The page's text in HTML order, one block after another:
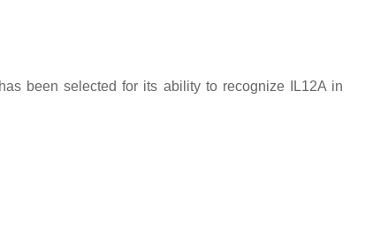
been selected for its ability to recognize IL12A in